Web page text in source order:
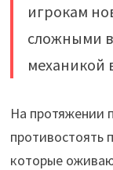
игрокам
сложными
механикой
На протяжении
противостоять
которые